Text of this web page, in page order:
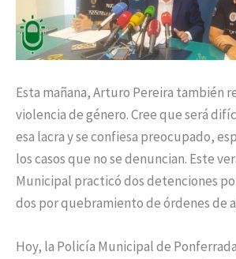
Esta mañana, Arturo Pereira también
violencia de género. Cree que será
esa lacra y se confiesa preocupado,
los casos que no se denuncian. Este
Municipal practicó dos detenciones
dos por quebramiento de órdenes de
Hoy, la Policía Municipal de